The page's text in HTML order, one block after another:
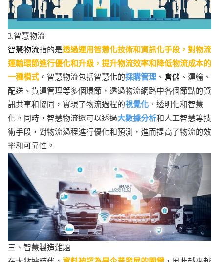
3.智慧物流
智慧物流指的是透過運用智慧化技術和資訊化手段，對物流
運輸環節進行優化和升級，提升物流效率和降低物流成本的
一種模式 。智慧物流包括智慧化的採購管理 、 倉儲 、運輸、
配送、貨運管理等多個環節，透過物流網路中各個節點的資
訊共享和協同，實現了物流過程的視覺化 、透明化和智慧
化。同時，智慧物流還可以透過大數據分析和人工智慧等技
術手段，對物流過程進行優化和預測，進而提高了物流的效
率和可靠性。
三、智慧製造難題